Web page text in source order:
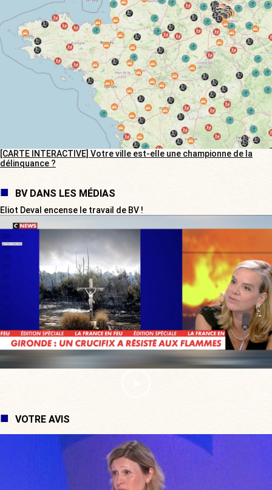
[CARTE INTERACTIVE] Votre ville est-elle une championne de la
délinquance ?
BV DANS LES MÉDIAS
Eliot Deval encense le travail de BV !
VOTRE AVIS